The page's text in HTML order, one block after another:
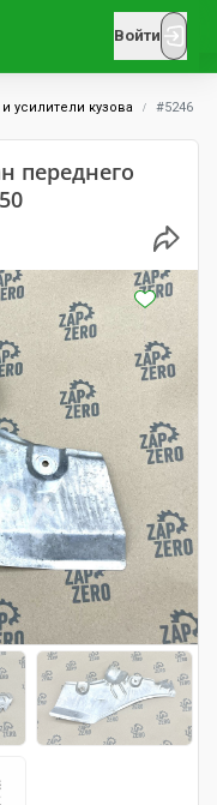
Войти
усилители кузова #5246
переднего